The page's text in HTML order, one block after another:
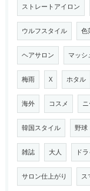
ストレートアイロン
ウルフスタイル 色
ヘアサロン マッシ
梅雨 X ホタル
海外 コスメ
韓国スタイル 野球
雑誌 大人 ド
サロン仕上がり ス